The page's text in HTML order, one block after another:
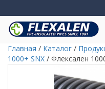
Главная / Каталог /
1000+ SNX / Флексален